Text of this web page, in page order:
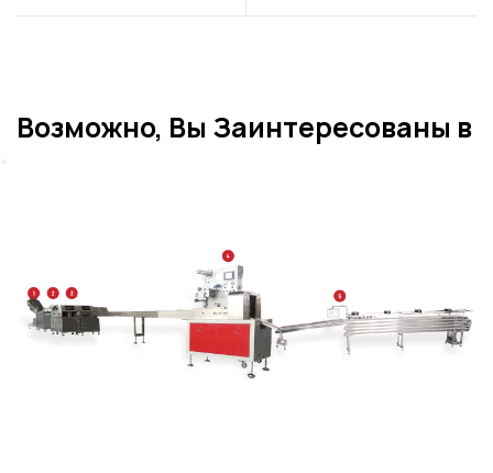
машине для
палочке на заказ и как
Возможно, Вы Заинтересованы в